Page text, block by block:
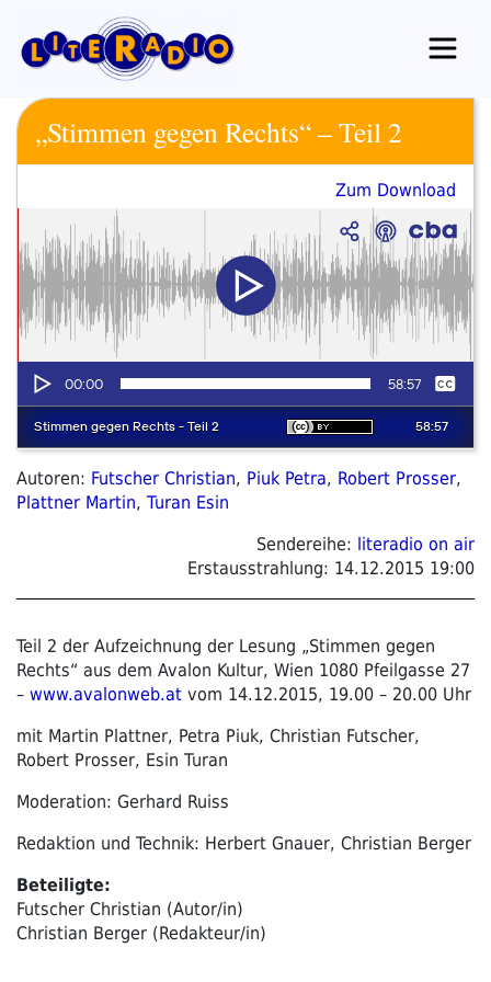
Inhalt
springen
„Stimmen gegen Rechts“ – Teil 2
Zum Download
Autoren: Futscher Christian, Piuk Petra, Robert Prosser,
Plattner Martin, Turan Esin
Sendereihe: literadio on air
Erstausstrahlung: 14.12.2015 19:00
Teil 2 der Aufzeichnung der Lesung „Stimmen gegen
Rechts“ aus dem Avalon Kultur, Wien 1080 Pfeilgasse 27
– www.avalonweb.at vom 14.12.2015, 19.00 – 20.00 Uhr
mit Martin Plattner, Petra Piuk, Christian Futscher,
Robert Prosser, Esin Turan
Moderation: Gerhard Ruiss
Redaktion und Technik: Herbert Gnauer, Christian Berger
Beteiligte:
Futscher Christian (Autor/in)
Christian Berger (Redakteur/in)